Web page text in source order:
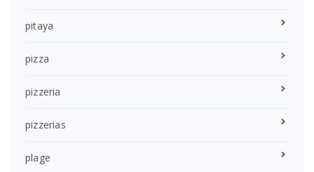
pitaya
pizza
pizzeria
pizzerias
plage